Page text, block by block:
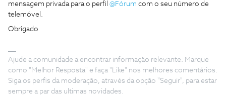
mensagem privada para o perfil @Fórum com o seu número de
telemóvel.
Obrigado
Ajude a comunidade a encontrar informação relevante. Marque
como "Melhor Resposta" e faça "Like" nos melhores comentários.
Siga os perfis da moderação, através da opção "Seguir", para estar
sempre a par das ultimas novidades.